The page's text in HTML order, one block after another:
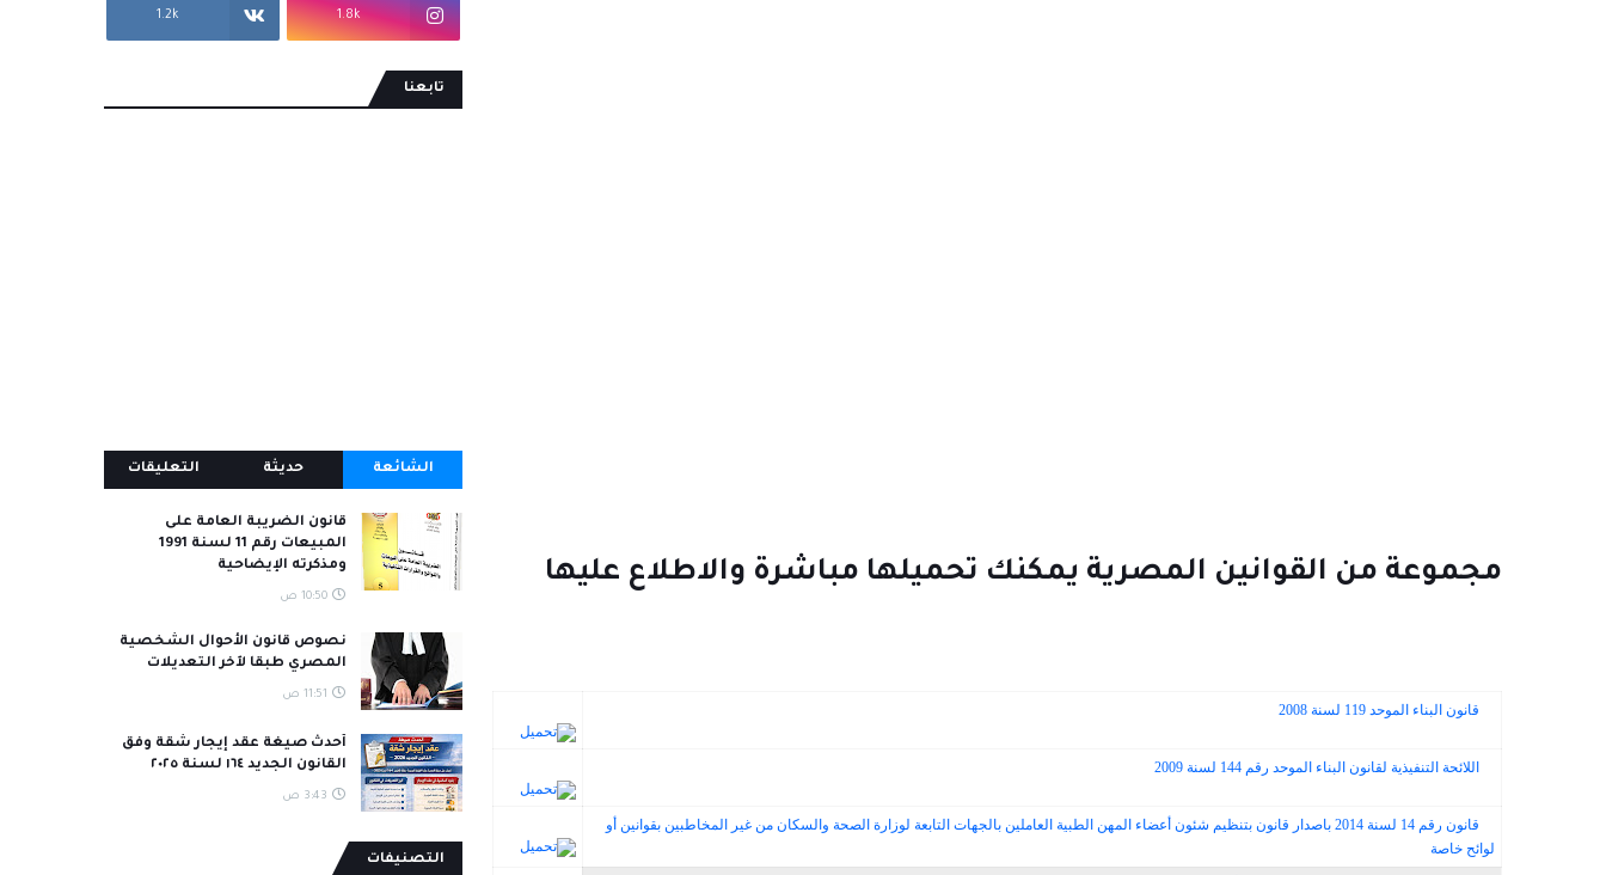
مجموعة من القوانين المصرية يمكنك تحميلها مباشرة والاطلاع عليها
قانون البناء الموحد 119 لسنة 2008
اللائحة التنفيذية لقانون البناء الموحد رقم 144 لسنة 2009
قانون رقم 14 لسنة 2014 باصدار قانون بتنظيم شئون أعضاء المهن الطبية العاملين بالجهات التابعة لوزارة الصحة والسكان من غير المخاطبين بقوانين أو
لوائح خاصة
1.8k
1.2k
تابعنا
الشائعة حديثة التعليقات
قانون الضريبة العامة على
المبيعات رقم 11 لسنة 1991
ومذكرته الإيضاحية
10:50 ص
نصوص قانون الأحوال الشخصية
المصري طبقا لآخر التعديلات
11:51 ص
أحدث صيغة عقد إيجار شقة وفق
القانون الجديد ١٦٤ لسنة ٢٠٢٥
3:43 ص
التصنيفات